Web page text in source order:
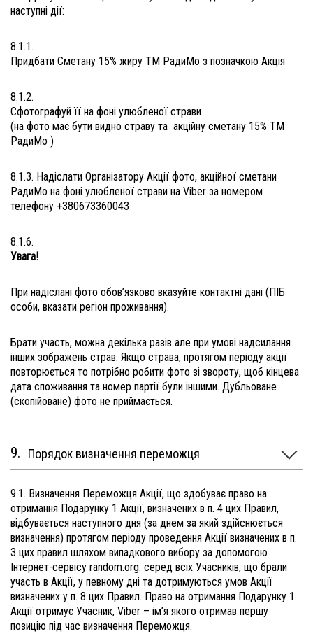
наступні дії:
8.1.1.
Придбати Сметану 15% жиру ТМ РадиМо з позначкою Акція
8.1.2.
Сфотографуй її на фоні улюбленої страви
(на фото має бути видно страву та акційну сметану 15% ТМ
РадиМо )
8.1.3. Надіслати Організатору Акції фото, акційної сметани
РадиМо на фоні улюбленої страви на Viber за номером
телефону +380673360043
8.1.6.
Увага!
При надіслані фото обов’язково вказуйте контактні дані (ПІБ
особи, вказати регіон проживання).
Брати участь, можна декілька разів але при умові надсилання
інших зображень страв. Якщо страва, протягом періоду акції
повторюється то потрібно робити фото зі звороту, щоб кінцева
дата споживання та номер партії були іншими. Дубльоване
(скопійоване) фото не приймається.
Порядок визначення переможця
9.1. Визначення Переможця Акції, що здобуває право на
отримання Подарунку 1 Акції, визначених в п. 4 цих Правил,
відбувається наступного дня (за днем за який здійснюється
визначення) протягом періоду проведення Акції визначених в п.
3 цих правил шляхом випадкового вибору за допомогою
Інтернет-сервісу random.org. серед всіх Учасників, що брали
участь в Акції, у певному дні та дотримуються умов Акції
визначених у п. 8 цих Правил. Право на отримання Подарунку 1
Акції отримує Учасник, Viber – ім’я якого отримав першу
позицію під час визначення Переможця.